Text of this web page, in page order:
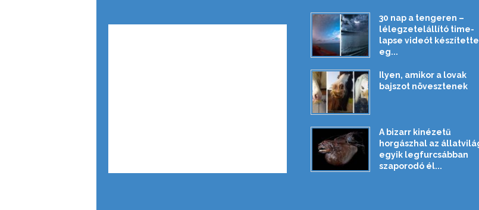
30 nap a tengeren –
lélegzetelállító time-
lapse videót
eg...
Ilyen, amikor a lovak
bajszot növesztenek
A bizarr kinézetű
horgászhal az
egyik legfurcsábban
szaporodó él...